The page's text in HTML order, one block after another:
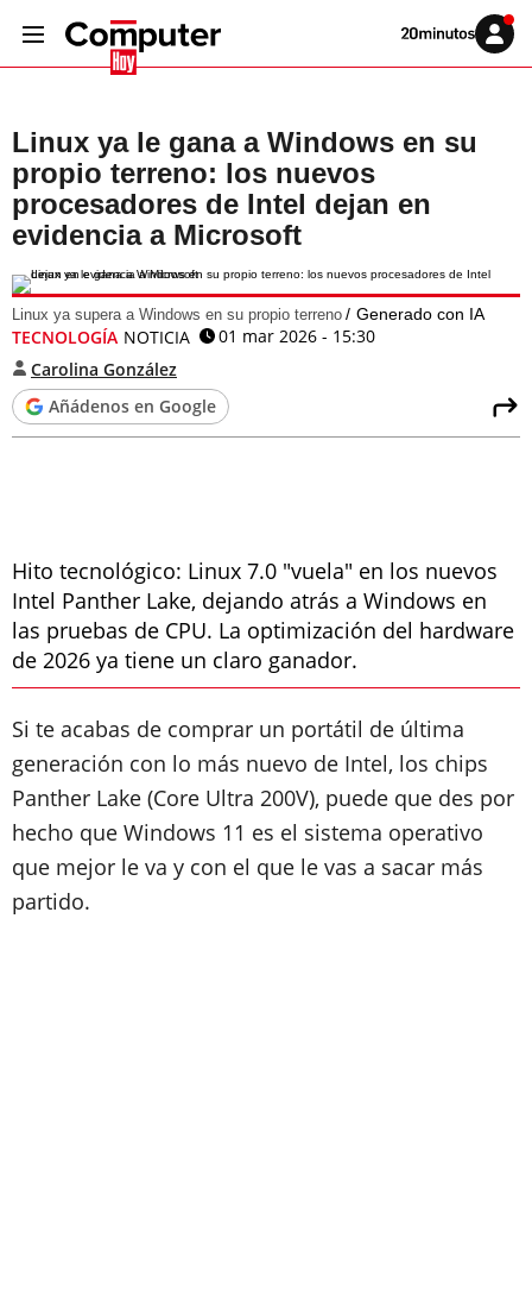
Volver
Iniciar
sesión
Linux ya le gana a Windows en su
propio terreno: los nuevos
procesadores de Intel dejan en
evidencia a Microsoft
Linux ya supera a Windows en su propio terreno Generado con IA
TECNOLOGÍA NOTICIA
01 mar 2026 - 15:30
Carolina González
Añádenos en Google
Hito tecnológico: Linux 7.0 "vuela" en los nuevos
Intel Panther Lake, dejando atrás a Windows en
las pruebas de CPU. La optimización del hardware
de 2026 ya tiene un claro ganador.
Si te acabas de comprar un portátil de última
generación con lo más nuevo de Intel, los chips
Panther Lake (Core Ultra 200V), puede que des por
hecho que Windows 11 es el sistema operativo
que mejor le va y con el que le vas a sacar más
partido.